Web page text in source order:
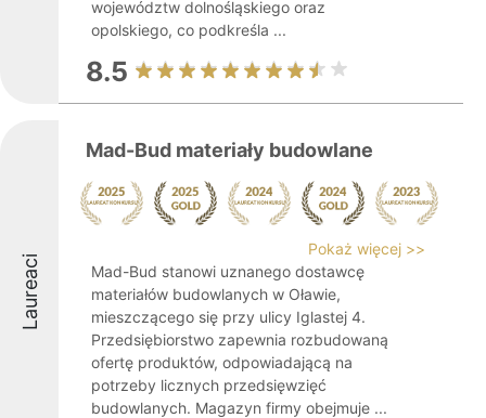
województw dolnośląskiego oraz
opolskiego, co podkreśla ...
8.5
Laureaci
Mad-Bud materiały budowlane
Pokaż więcej >>
Mad-Bud stanowi uznanego dostawcę
materiałów budowlanych w Oławie,
mieszczącego się przy ulicy Iglastej 4.
Przedsiębiorstwo zapewnia rozbudowaną
ofertę produktów, odpowiadającą na
potrzeby licznych przedsięwzięć
budowlanych. Magazyn firmy obejmuje ...